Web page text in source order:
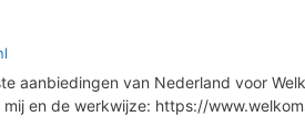
aanbiedingen van Nederland voor
en de werkwijze: https://